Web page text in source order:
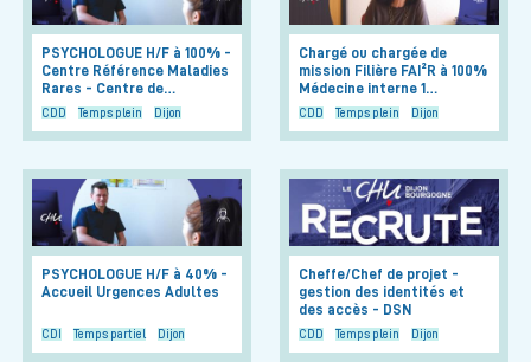
PSYCHOLOGUE H/F à 100% -
Centre Référence Maladies
Rares - Centre de…
CDD Temps plein Dijon
Chargé ou chargée de
mission Filière FAI²R à 100%
Médecine interne 1…
CDD Temps plein Dijon
PSYCHOLOGUE H/F à 40% -
Accueil Urgences Adultes
CDI Temps partiel Dijon
Cheffe/Chef de projet -
gestion des identités et
des accès - DSN
CDD Temps plein Dijon